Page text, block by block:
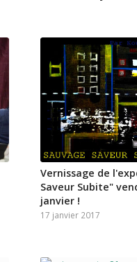
Vernissage de
Saveur Subite"
janvier !
17 janvier 2017